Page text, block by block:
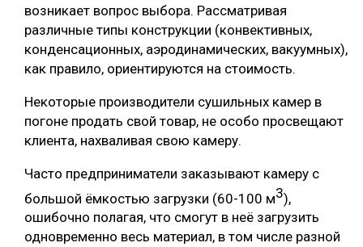
возникает вопрос выбора. Рассматривая
различные типы конструкции (конвективных,
конденсационных, аэродинамических, вакуумных),
как правило, ориентируются на стоимость.
Некоторые производители сушильных камер в
погоне продать свой товар, не особо просвещают
клиента, нахваливая свою камеру.
Часто предприниматели заказывают камеру с
большой ёмкостью загрузки (60-100 м3),
ошибочно полагая, что смогут в неё загрузить
одновременно весь материал, в том числе разной